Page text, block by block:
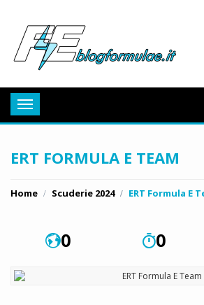
Toggle
navigation
ERT FORMULA E TEAM
Home Scuderie 2024 ERT Formula E
0 0